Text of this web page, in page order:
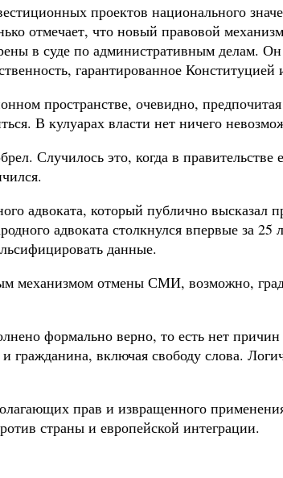
проектов национального
отмечает, что новый правовой
в суде по административным делам. Он
гарантированное
пространстве, очевидно,
В кулуарах власти нет ничего
Случилось это, когда в
адвоката, который публично
адвоката столкнулся впервые за
данные.
механизмом отмены СМИ, возможно,
формально верно, то есть нет
гражданина, включая свободу слова.
прав и извращенного
страны и европейской интеграции.